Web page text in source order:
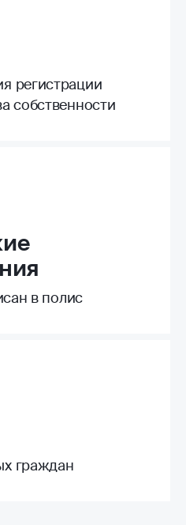
регистрации
собственности
в полис
граждан